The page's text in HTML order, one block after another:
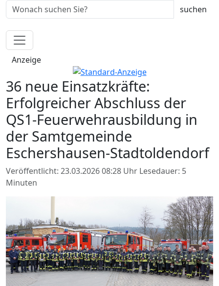
Anzeige
36 neue Einsatzkräfte:
Erfolgreicher Abschluss der
QS1-Feuerwehrausbildung in
der Samtgemeinde
Eschershausen-Stadtoldendorf
Veröffentlicht: 23.03.2026 08:28 Uhr Lesedauer: 5
Minuten